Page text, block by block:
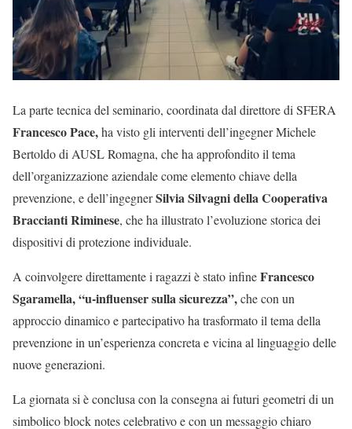
La parte tecnica del seminario, coordinata dal direttore di SFERA
Francesco Pace,ha visto gli interventi dell’ingegner Michele
Bertoldo di AUSL Romagna, che ha approfondito il tema
dell’organizzazione aziendale come elemento chiave della
prevenzione, e dell’ingegnerSilvia Silvagni della Cooperativa
Braccianti Riminese, che ha illustrato l’evoluzione storica dei
dispositivi di protezione individuale.
A coinvolgere direttamente i ragazzi è stato infineFrancesco
Sgaramella, “u-influenser sulla sicurezza”,che con un
approccio dinamico e partecipativo ha trasformato il tema della
prevenzione in un’esperienza concreta e vicina al linguaggio delle
nuove generazioni.
La giornata si è conclusa con la consegna ai futuri geometri di un
simbolico block notes celebrativo e con un messaggio chiaro